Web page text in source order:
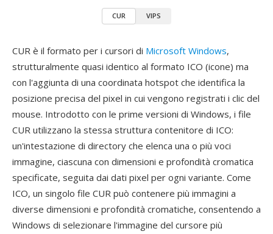
CUR VIPS
CUR è il formato per i cursori di Microsoft Windows,
strutturalmente quasi identico al formato ICO (icone) ma
con l'aggiunta di una coordinata hotspot che identifica la
posizione precisa del pixel in cui vengono registrati i clic del
mouse. Introdotto con le prime versioni di Windows, i file
CUR utilizzano la stessa struttura contenitore di ICO:
un'intestazione di directory che elenca una o più voci
immagine, ciascuna con dimensioni e profondità cromatica
specificate, seguita dai dati pixel per ogni variante. Come
ICO, un singolo file CUR può contenere più immagini a
diverse dimensioni e profondità cromatiche, consentendo a
Windows di selezionare l'immagine del cursore più